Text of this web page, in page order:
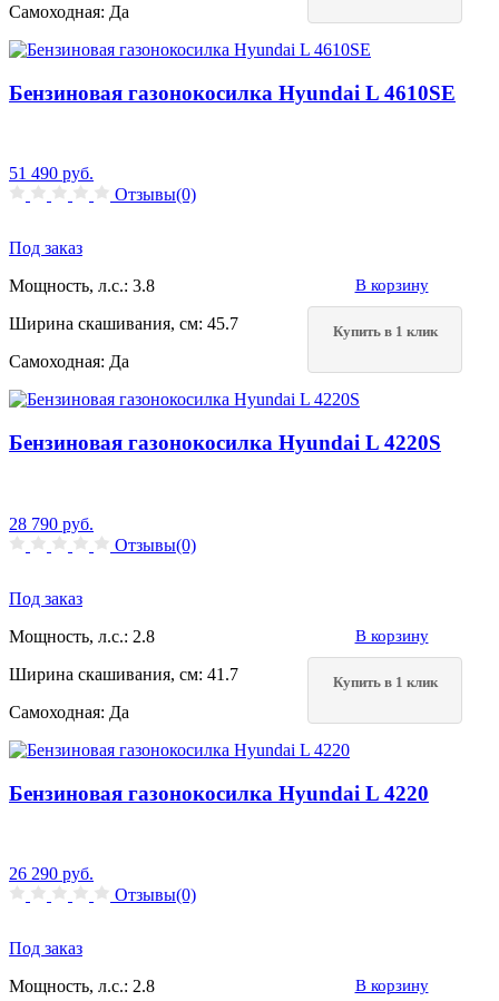
Самоходная: Да
Бензиновая газонокосилка Hyundai L 4610SЕ
51 490 руб.
Отзывы(0)
Под заказ
Мощность, л.с.: 3.8
Ширина скашивания, см: 45.7
Самоходная: Да
В корзину
Купить в 1 клик
Бензиновая газонокосилка Hyundai L 4220S
28 790 руб.
Отзывы(0)
Под заказ
Мощность, л.с.: 2.8
Ширина скашивания, см: 41.7
Самоходная: Да
В корзину
Купить в 1 клик
Бензиновая газонокосилка Hyundai L 4220
26 290 руб.
Отзывы(0)
Под заказ
Мощность, л.с.: 2.8
В корзину